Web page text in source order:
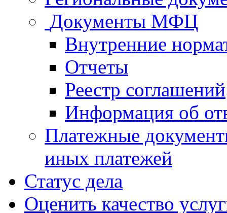
Документы МФЦ
Внутренние
Отчеты
Реестр соглашений
Информация об
Платежные
иных платежей
Статус дела
Оценить качество